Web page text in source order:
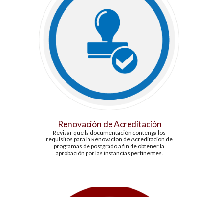
Renovación de Acreditación
Revisar que la documentación contenga los
requisitos para la Renovación de Acreditación de
programas de postgrado a fin de obtener la
aprobación por las instancias pertinentes.